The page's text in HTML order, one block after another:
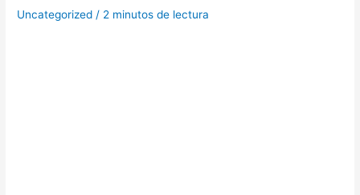
Uncategorized / 2 minutos de lectura